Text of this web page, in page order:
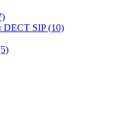
DECT SIP(10)